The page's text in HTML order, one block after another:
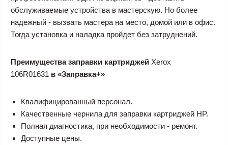
обслуживаемые устройства в мастерскую. Но более
надежный - вызвать мастера на место, домой или в офис.
Тогда установка и наладка пройдет без затруднений.
Преимущества заправки картриджей Xerox
106R01631 в «Заправка+»
Квалифицированный персонал.
Качественные чернила для заправки картриджей HP.
Полная диагностика, при необходимости - ремонт.
Доступные цены.